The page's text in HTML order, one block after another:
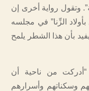
وتقول رواية أخرى إن
الزِّنا” في مجلسه
بأن هذا الشطر يلمح
من ناحية أن
وسكناتهم وأسرارهم